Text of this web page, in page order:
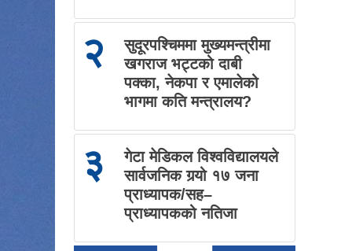
२
सुदूरपश्चिममा मुख्यमन्त्रीमा
खगराज भट्टको दाबी
पक्का, नेकपा र एमालेको
भागमा कति मन्त्रालय?
३
गेटा मेडिकल विश्वविद्यालयले
सार्वजनिक गर्‍यो १७ जना
प्राध्यापक/सह–
प्राध्यापकको नतिजा